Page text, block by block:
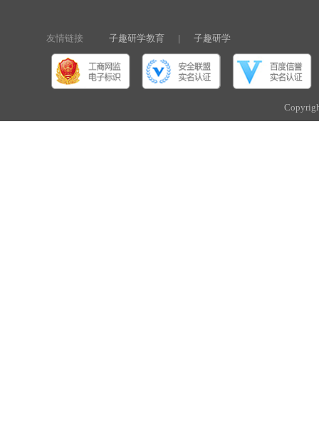
友情链接 子趣研学教育 | 子趣研学